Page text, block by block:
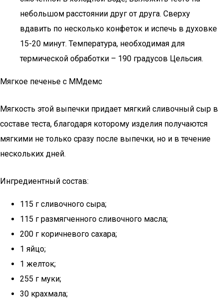
небольшом расстоянии друг от друга. Сверху
вдавить по несколько конфеток и испечь в духовке
15-20 минут. Температура, необходимая для
термической обработки – 190 градусов Цельсия.
Мягкое печенье с ММдемс
Мягкость этой выпечки придает мягкий сливочный сыр в
составе теста, благодаря которому изделия получаются
мягкими не только сразу после выпечки, но и в течение
нескольких дней.
Ингредиентный состав:
115 г сливочного сыра;
115 г размягченного сливочного масла;
200 г коричневого сахара;
1 яйцо;
1 желток;
255 г муки;
30 крахмала;